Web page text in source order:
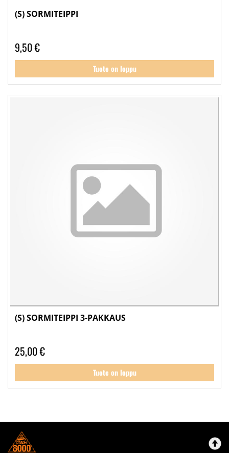
(S) SORMITEIPPI
9,50 €
Tuote on loppu
(S) SORMITEIPPI 3-PAKKAUS
25,00 €
Tuote on loppu